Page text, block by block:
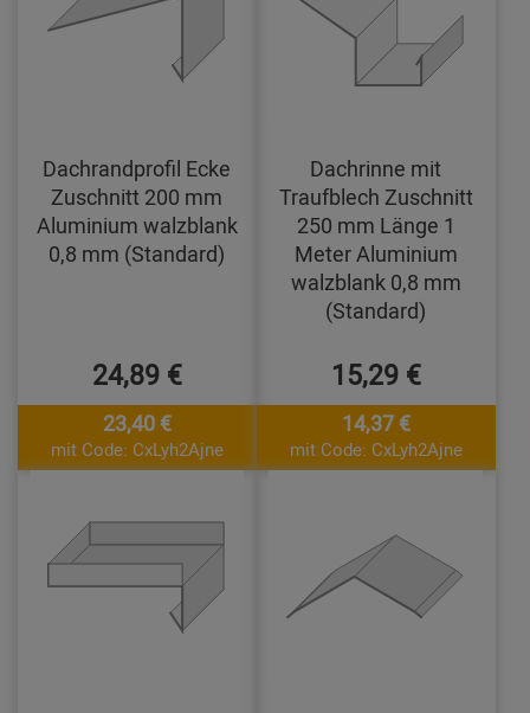
Dachrandprofil Ecke
Zuschnitt 200 mm
Aluminium walzblank
0,8 mm (Standard)
24,89 €
23,40 €
mit Code: CxLyh2Ajne
Dachrinne mit
Traufblech Zuschnitt
250 mm Länge 1
Meter Aluminium
walzblank 0,8 mm
(Standard)
15,29 €
14,37 €
mit Code: CxLyh2Ajne